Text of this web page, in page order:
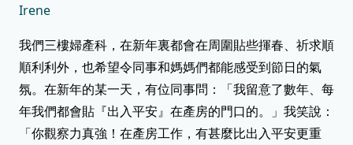
Irene
我們三樓婦產科，在新年裏都會在周圍貼些揮春、祈求順
順利利外，也希望令同事和媽媽們都能感受到節日的氣
氛。在新年的某一天，有位同事問：「我留意了數年、每
年我們都會貼『出入平安』在產房的門口的。」我笑說：
「你觀察力真強！在產房工作，有甚麼比出入平安更重